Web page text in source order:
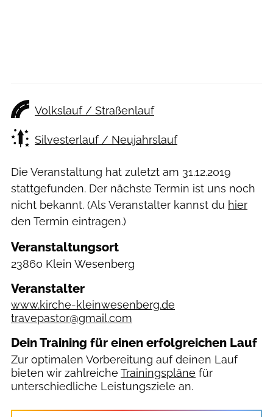
Volkslauf / Straßenlauf
Silvesterlauf / Neujahrslauf
Die Veranstaltung hat zuletzt am 31.12.2019
stattgefunden. Der nächste Termin ist uns noch
nicht bekannt. (Als Veranstalter kannst du hier
den Termin eintragen.)
Veranstaltungsort
23860 Klein Wesenberg
Veranstalter
www.kirche-kleinwesenberg.de
travepastor@gmail.com
Dein Training für einen erfolgreichen Lauf
Zur optimalen Vorbereitung auf deinen Lauf
bieten wir zahlreiche Trainingspläne für
unterschiedliche Leistungsziele an.